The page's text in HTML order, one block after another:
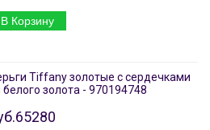
В Корзину
Tiffany золотые с сердечками
белого золота - 970194748